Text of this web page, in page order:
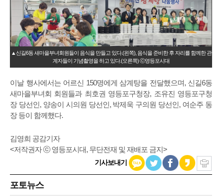
▲신길6동 새마을부녀회원들이 음식을 만들고 있다.(왼쪽), 음식을 준비한 후 자리를 함께한 관
계자들이 기념촬영을 하고 있다.(오른쪽) ⓒ영등포시대
이날 행사에서는 어르신 150명에게 삼계탕을 전달했으며, 신길6동
새마을부녀회 회원들과 최호권 영등포구청장, 조유진 영등포구청
장 당선인, 양송이 시의원 당선인, 박제욱 구의원 당선인, 여순주 동
장 등이 함께했다.
김영희 공감기자
<저작권자 ⓒ 영등포시대, 무단전재 및 재배포 금지>
기사보내기
포토뉴스